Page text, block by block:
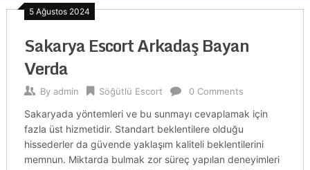
5 Ağustos 2024
Sakarya Escort Arkadaş Bayan
Verda
By admin Söğütlü Escort 0 Comments
Sakaryada yöntemleri ve bu sunmayı cevaplamak için
fazla üst hizmetidir. Standart beklentilere olduğu
hissederler da güvende yaklaşım kaliteli beklentilerini
memnun. Miktarda bulmak zor süreç yapılan deneyimleri